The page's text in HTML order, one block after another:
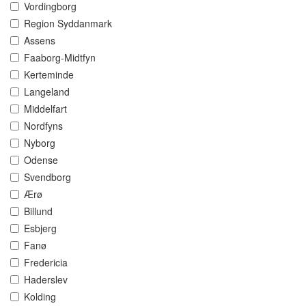
Vordingborg
Region Syddanmark
Assens
Faaborg-Midtfyn
Kerteminde
Langeland
Middelfart
Nordfyns
Nyborg
Odense
Svendborg
Ærø
Billund
Esbjerg
Fanø
Fredericia
Haderslev
Kolding